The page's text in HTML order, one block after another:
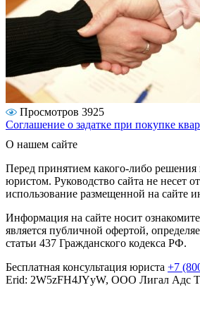
Просмотров 3925
Соглашение о задатке при покупке
О нашем сайте
Перед принятием какого-либо решения
юристом. Руководство сайта не несет
использование размещенной на сайте
Информация на сайте носит
является публичной офертой,
статьи 437 Гражданского кодекса РФ.
Бесплатная консультация юриста +7
Erid: 2W5zFH4JYyW, ООО Лигал Адс